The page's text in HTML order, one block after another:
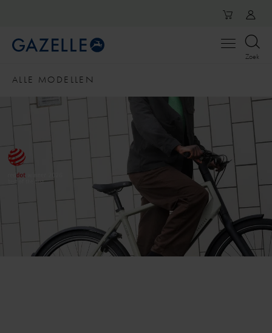
Open
Zoek
ALLE MODELLEN